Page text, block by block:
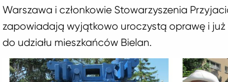
Warszawa i członkowie Stowarzyszenia
zapowiadają wyjątkowo uroczystą oprawę i już
do udziału mieszkańców Bielan.